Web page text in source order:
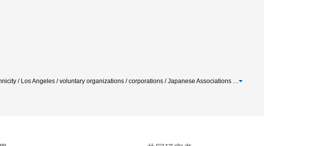
/ Los Angeles / voluntary organizations / corporations / Japanese Associations …